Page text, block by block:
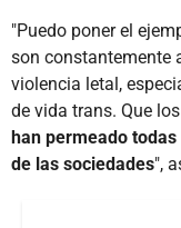
"Puedo poner el
son constantemente
violencia letal,
de vida trans. Que
han permeado
de las sociedades",